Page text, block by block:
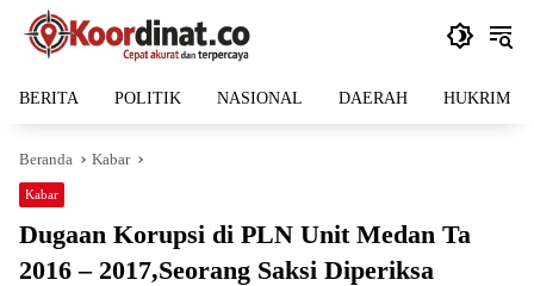
Langsung
BERITA POLITIK NASIONAL DAERAH HUKRIM
Beranda Kabar
Kabar
Dugaan Korupsi di PLN Unit Medan Ta
2016 – 2017,Seorang Saksi Diperiksa